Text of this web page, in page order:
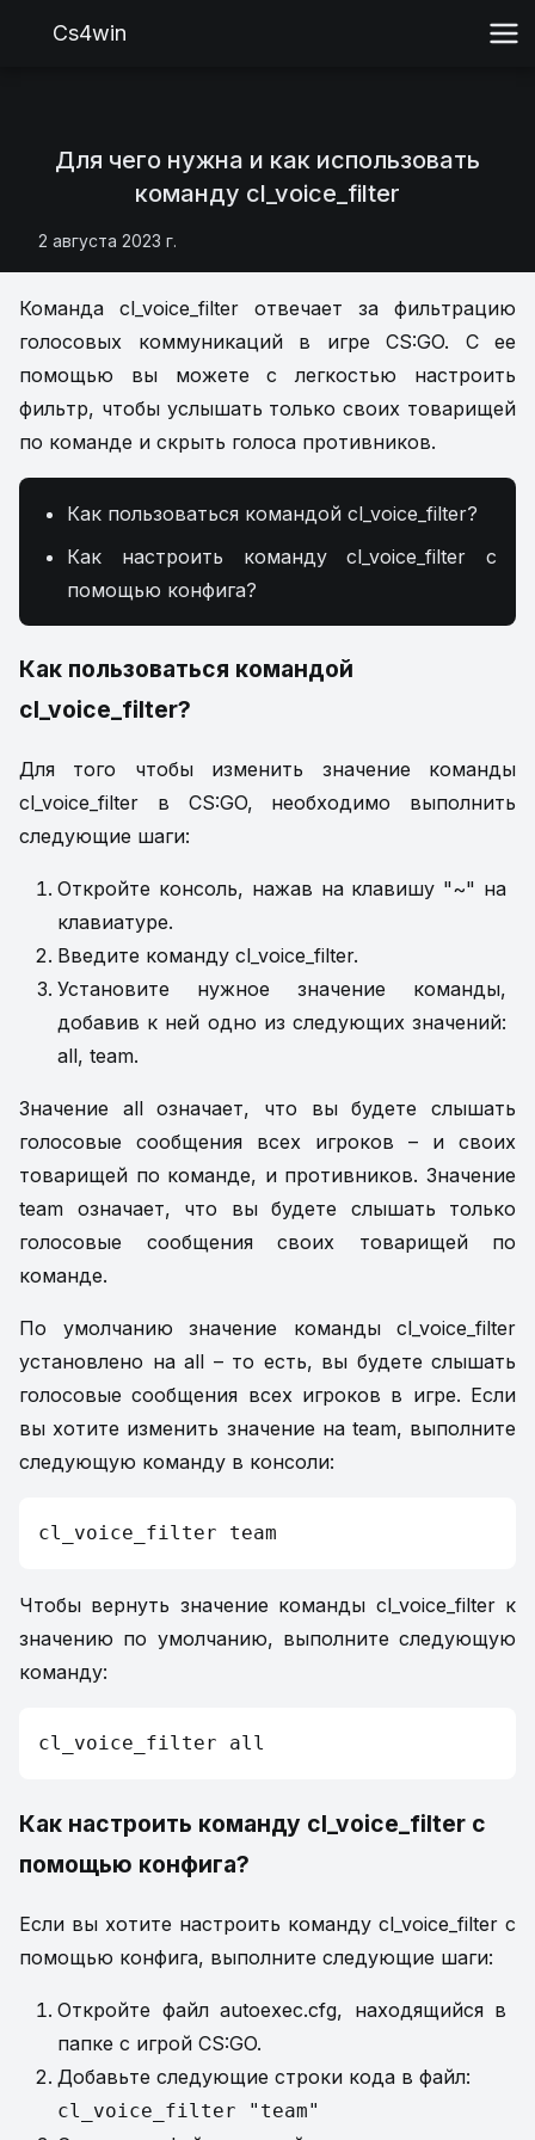
Cs4win
Для чего нужна и как использовать
команду cl_voice_filter
2 августа 2023 г.
Команда cl_voice_filter отвечает за фильтрацию
голосовых коммуникаций в игре CS:GO. С ее
помощью вы можете с легкостью настроить
фильтр, чтобы услышать только своих товарищей
по команде и скрыть голоса противников.
Как пользоваться командой cl_voice_filter?
Как настроить команду cl_voice_filter с
помощью конфига?
Как пользоваться командой
cl_voice_filter?
Для того чтобы изменить значение команды
cl_voice_filter в CS:GO, необходимо выполнить
следующие шаги:
Откройте консоль, нажав на клавишу "~" на
клавиатуре.
Введите команду cl_voice_filter.
Установите нужное значение команды,
добавив к ней одно из следующих значений:
all, team.
Значение all означает, что вы будете слышать
голосовые сообщения всех игроков – и своих
товарищей по команде, и противников. Значение
team означает, что вы будете слышать только
голосовые сообщения своих товарищей по
команде.
По умолчанию значение команды cl_voice_filter
установлено на all – то есть, вы будете слышать
голосовые сообщения всех игроков в игре. Если
вы хотите изменить значение на team, выполните
следующую команду в консоли:
cl_voice_filter team
Чтобы вернуть значение команды cl_voice_filter к
значению по умолчанию, выполните следующую
команду:
cl_voice_filter all
Как настроить команду cl_voice_filter с
помощью конфига?
Если вы хотите настроить команду cl_voice_filter с
помощью конфига, выполните следующие шаги:
Откройте файл autoexec.cfg, находящийся в
папке с игрой CS:GO.
Добавьте следующие строки кода в файл:
cl_voice_filter "team"